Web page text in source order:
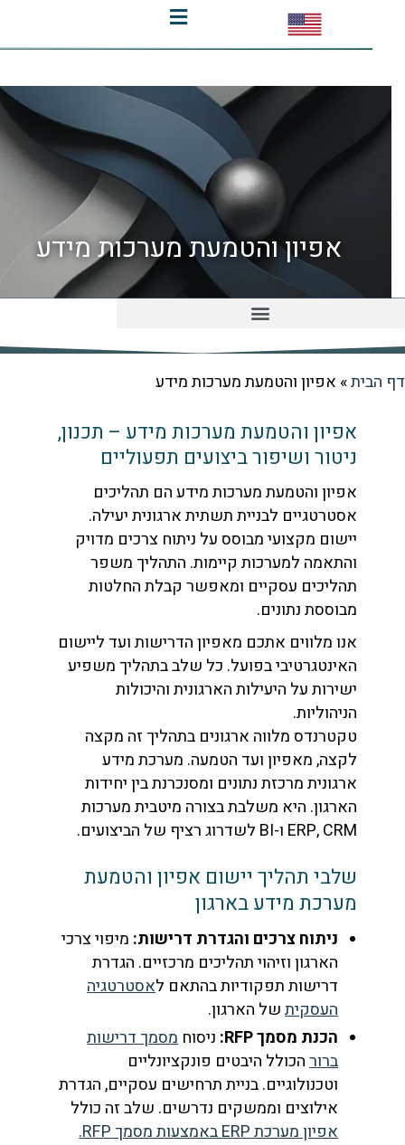
אפיון והטמעת מערכות מידע
»אפיון והטמעת מערכות מידע
אפיון והטמעת מערכות מידע – תכנון,
ניטור ושיפור ביצועים תפעוליים
אפיון והטמעת מערכות מידע הם תהליכים
אסטרטגיים לבניית תשתית ארגונית יעילה.
יישום מקצועי מבוסס על ניתוח צרכים מדויק
והתאמה למערכות קיימות. התהליך משפר
תהליכים עסקיים ומאפשר קבלת החלטות
מבוססת נתונים.
אנו מלווים אתכם מאפיון הדרישות ועד ליישום
האינטגרטיבי בפועל. כל שלב בתהליך משפיע
ישירות על היעילות הארגונית והיכולות
הניהוליות.
טקטרנדס מלווה ארגונים בתהליך זה מקצה
לקצה, מאפיון ועד הטמעה. מערכת מידע
ארגונית מרכזת נתונים ומסנכרנת בין יחידות
הארגון. היא משלבת בצורה מיטבית מערכות
ERP, CRM ו-BI לשדרוג רציף של הביצועים.
שלבי תהליך יישום אפיון והטמעת
מערכת מידע בארגון
ניתוח צרכים והגדרת דרישות:מיפוי צרכי
הארגון וזיהוי תהליכים מרכזיים. הגדרת
דרישות תפקודיות בהתאם לאסטרטגיה
העסקיתשל הארגון.
הכנת מסמך RFP:
ניסוחמסמך דרישות
הכולל היבטים פונקציונליים
וטכנולוגיים. בניית תרחישים עסקיים, הגדרת
אילוצים וממשקים נדרשים. שלב זה כולל
אפיון מערכת ERP באמצעות מסמך RFP.